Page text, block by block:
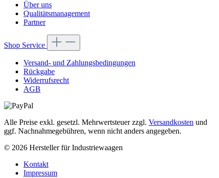
Über uns
Qualitätsmanagement
Partner
Shop Service
Versand- und Zahlungsbedingungen
Rückgabe
Widerrufsrecht
AGB
Alle Preise exkl. gesetzl. Mehrwertsteuer zzgl. Versandkosten und
ggf. Nachnahmegebühren, wenn nicht anders angegeben.
© 2026 Hersteller für Industriewaagen
Kontakt
Impressum